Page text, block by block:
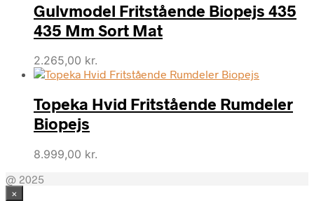
Gulvmodel Fritstående Biopejs 435
435 Mm Sort Mat
2.265,00 kr.
Topeka Hvid Fritstående Rumdeler
Biopejs
8.999,00 kr.
@ 2025
×